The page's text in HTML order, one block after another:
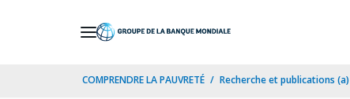
COMPRENDRE LA PAUVRETÉ Recherche et publications (a)